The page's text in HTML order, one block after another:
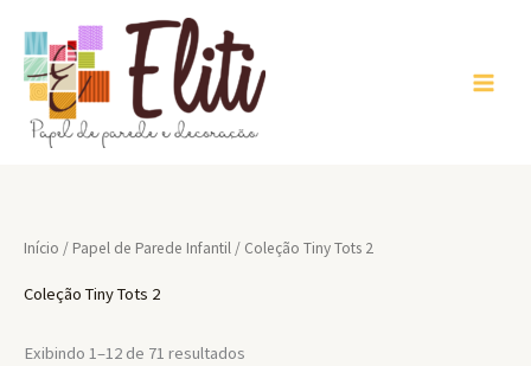
para
conteúdo
Início / Papel de Parede Infantil / Coleção Tiny Tots 2
Coleção Tiny Tots 2
Exibindo 1–12 de 71 resultados